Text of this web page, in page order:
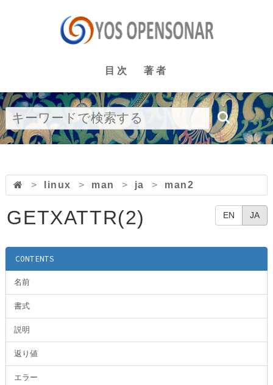
目次 著者
> linux > man > ja > man2
EN JA
GETXATTR(2)
CONTENTS
名前
書式
説明
返り値
エラー